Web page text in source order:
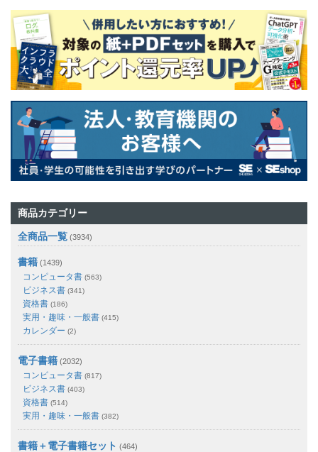
商品カテゴリー
全商品一覧 (3934)
書籍 (1439)
コンピュータ書 (563)
ビジネス書 (341)
資格書 (186)
実用・趣味・一般書 (415)
カレンダー (2)
電子書籍 (2032)
コンピュータ書 (817)
ビジネス書 (403)
資格書 (514)
実用・趣味・一般書 (382)
書籍＋電子書籍セット (464)